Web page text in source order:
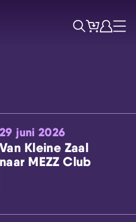
ZoekTicketsAccount
Menu
29 juni 2026
Van Kleine Zaal
naar MEZZ Club